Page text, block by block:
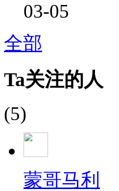
03-05
全部
Ta关注的人
(5)
蒙哥马利